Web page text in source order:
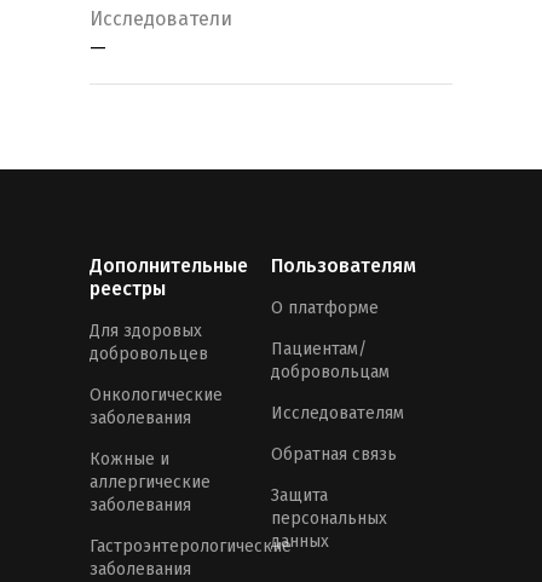
Исследователи
—
Дополнительные
реестры
Для здоровых
добровольцев
Онкологические
заболевания
Кожные и
аллергические
заболевания
Гастроэнтерологические
заболевания
Пользователям
О платформе
Пациентам/
добровольцам
Исследователям
Обратная связь
Защита
персональных
данных